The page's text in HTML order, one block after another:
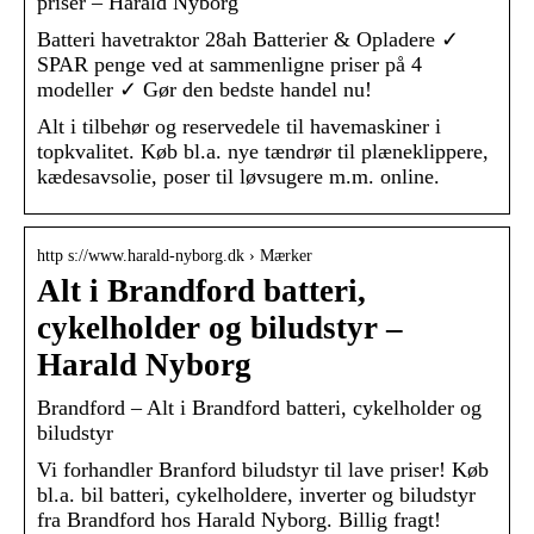
Batteri havetraktor 28ah Batterier & Opladere ✓
SPAR penge ved at sammenligne priser på 4
modeller ✓ Gør den bedste handel nu!
Alt i tilbehør og reservedele til havemaskiner i
topkvalitet. Køb bl.a. nye tændrør til plæneklippere,
kædesavsolie, poser til løvsugere m.m. online.
http s://www.harald-nyborg.dk › Mærker
Alt i Brandford batteri,
cykelholder og biludstyr –
Harald Nyborg
Brandford – Alt i Brandford batteri, cykelholder og
biludstyr
Vi forhandler Branford biludstyr til lave priser! Køb
bl.a. bil batteri, cykelholdere, inverter og biludstyr
fra Brandford hos Harald Nyborg. Billig fragt!